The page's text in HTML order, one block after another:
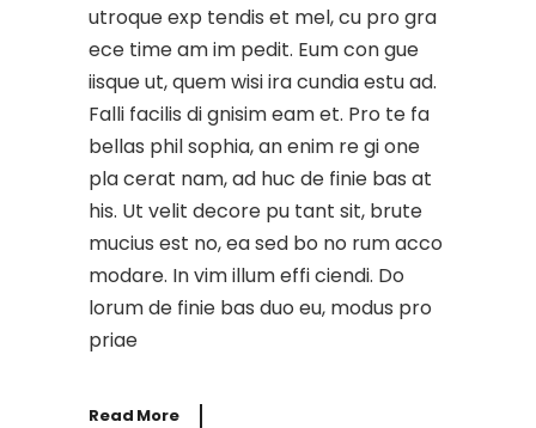
utroque exp tendis et mel, cu pro gra
ece time am im pedit. Eum con gue
iisque ut, quem wisi ira cundia estu ad.
Falli facilis di gnisim eam et. Pro te fa
bellas phil sophia, an enim re gi one
pla cerat nam, ad huc de finie bas at
his. Ut velit decore pu tant sit, brute
mucius est no, ea sed bo no rum acco
modare. In vim illum effi ciendi. Do
lorum de finie bas duo eu, modus pro
priae
Read More